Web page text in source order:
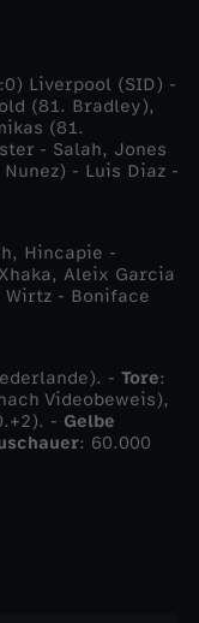
Liverpool (SID) -
(81. Bradley),
(81.
- Salah, Jones
- Luis Diaz -
Hincapie -
Aleix Garcia
- Boniface
- Tore:
Videobeweis),
- Gelbe
: 60.000